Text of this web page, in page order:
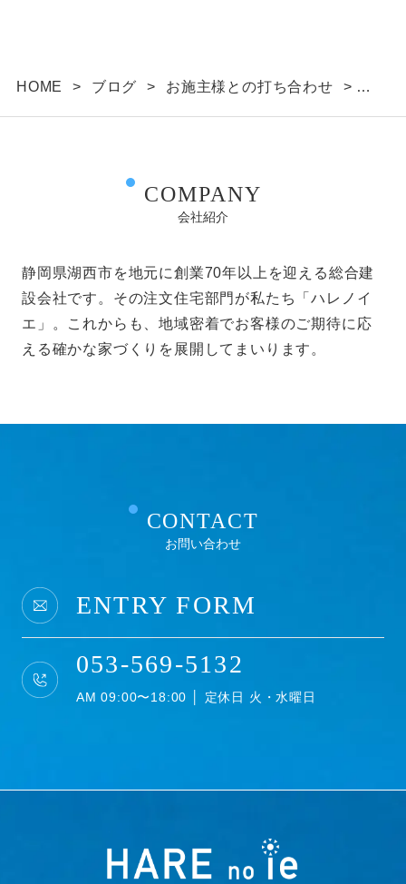
HOME > ブログ > お施主様との打ち合わせ
>
すっきり暮らすためのコンセント計画
COMPANY
会社紹介
静岡県湖西市を地元に創業70年以上を迎える総合建
設会社です。その注文住宅部門が私たち「ハレノイ
エ」。これからも、地域密着でお客様のご期待に応
える確かな家づくりを展開してまいります。
CONTACT
お問い合わせ
ENTRY FORM
053-569-5132
AM 09:00〜18:00 │ 定休日 火・水曜日